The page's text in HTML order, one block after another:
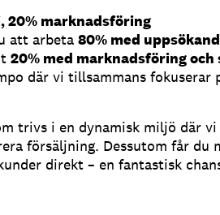
20% marknadsföring
att arbeta 80% med
20% med marknadsföring och
där vi tillsammans fokuserar
trivs i en dynamisk miljö där
försäljning. Dessutom får du
direkt – en fantastisk